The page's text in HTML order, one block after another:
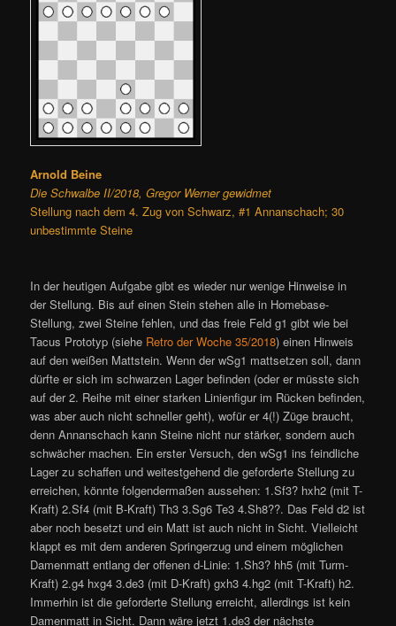
Arnold Beine
Die Schwalbe II/2018, Gregor Werner gewidmet
Stellung nach dem 4. Zug von Schwarz, #1 Annanschach; 30
unbestimmte Steine
In der heutigen Aufgabe gibt es wieder nur wenige Hinweise in
der Stellung. Bis auf einen Stein stehen alle in Homebase-
Stellung, zwei Steine fehlen, und das freie Feld g1 gibt wie bei
Tacus Prototyp (siehe Retro der Woche 35/2018) einen Hinweis
auf den weißen Mattstein. Wenn der wSg1 mattsetzen soll, dann
dürfte er sich im schwarzen Lager befinden (oder er müsste sich
auf der 2. Reihe mit einer starken Linienfigur im Rücken befinden,
was aber auch nicht schneller geht), wofür er 4(!) Züge braucht,
denn Annanschach kann Steine nicht nur stärker, sondern auch
schwächer machen. Ein erster Versuch, den wSg1 ins feindliche
Lager zu schaffen und weitestgehend die geforderte Stellung zu
erreichen, könnte folgendermaßen aussehen: 1.Sf3? hxh2 (mit T-
Kraft) 2.Sf4 (mit B-Kraft) Th3 3.Sg6 Te3 4.Sh8??. Das Feld d2 ist
aber noch besetzt und ein Matt ist auch nicht in Sicht. Vielleicht
klappt es mit dem anderen Springerzug und einem möglichen
Damenmatt entlang der offenen d-Linie: 1.Sh3? hh5 (mit Turm-
Kraft) 2.g4 hxg4 3.de3 (mit D-Kraft) gxh3 4.hg2 (mit T-Kraft) h2.
Immerhin ist die geforderte Stellung erreicht, allerdings ist kein
Damenmatt in Sicht. Dann wäre jetzt 1.de3 der nächste